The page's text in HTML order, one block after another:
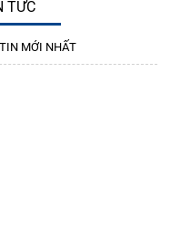
TỨC
TIN MỚI NHẤT